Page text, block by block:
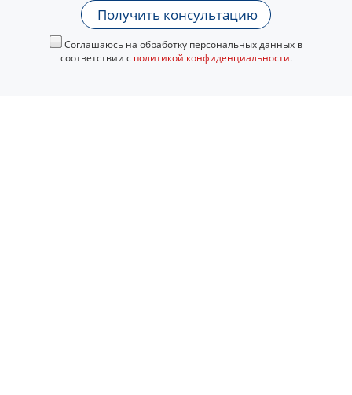
Получить консультацию
Соглашаюсь на обработку персональных данных в
соответствии с политикой конфиденциальности.